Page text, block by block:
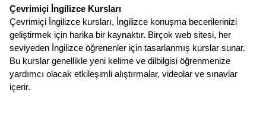
Çevrimiçi İngilizce Kursları
Çevrimiçi İngilizce kursları, İngilizce konuşma becerilerinizi
geliştirmek için harika bir kaynaktır. Birçok web sitesi, her
seviyeden İngilizce öğrenenler için tasarlanmış kurslar sunar.
Bu kurslar genellikle yeni kelime ve dilbilgisi öğrenmenize
yardımcı olacak etkileşimli alıştırmalar, videolar ve sınavlar
içerir.